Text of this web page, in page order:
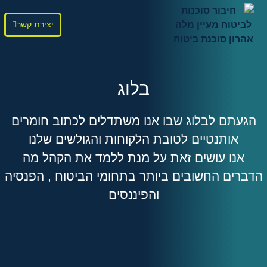
יצירת קשר
בלוג
הגעתם לבלוג שבו אנו משתדלים לכתוב חומרים
אותנטיים לטובת הלקוחות והגולשים שלנו
אנו עושים זאת על מנת ללמד את הקהל מה
הדברים החשובים ביותר בתחומי הביטוח , הפנסיה
והפיננסים